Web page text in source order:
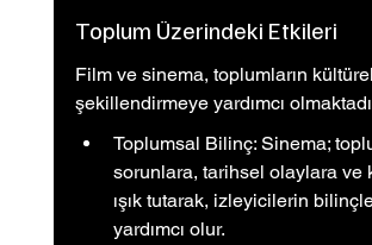
Toplum Üzerindeki Etkileri
Film ve sinema, toplumların kültürel
şekillendirmeye yardımcı
Toplumsal Bilinç: Sinema;
sorunlara, tarihsel olaylara ve
ışık tutarak, izleyicilerin
yardımcı olur.